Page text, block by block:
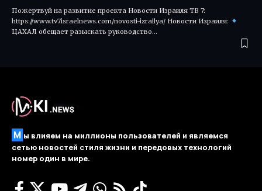
Пожертвуй на развитие проекта Новости Израиля ТВ 7:
https://www.tv7israelnews.com/novosti-izrailya/ Новости Израиля:
ЦАХАЛ обещает разыскать руководство…
М ы влияем на миллионы пользователей и являемся
сетью новостей стиля жизни и передовых технологий
номер один в мире.